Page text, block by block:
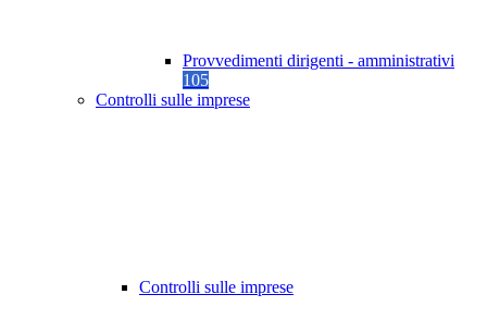
Provvedimenti dirigenti - amministrativi
105
Controlli sulle imprese
Controlli sulle imprese